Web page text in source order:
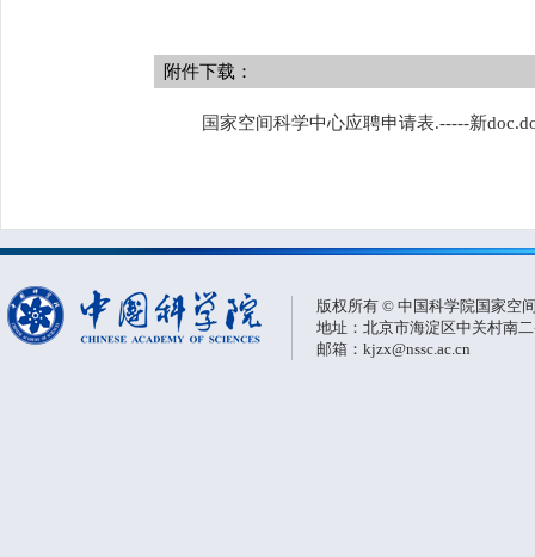
附件下载：
国家空间科学中心应聘申请表.-----新
版权所有 © 中国科学院国家空
地址：北京市海淀区中关村南
邮箱：kjzx@nssc.ac.cn